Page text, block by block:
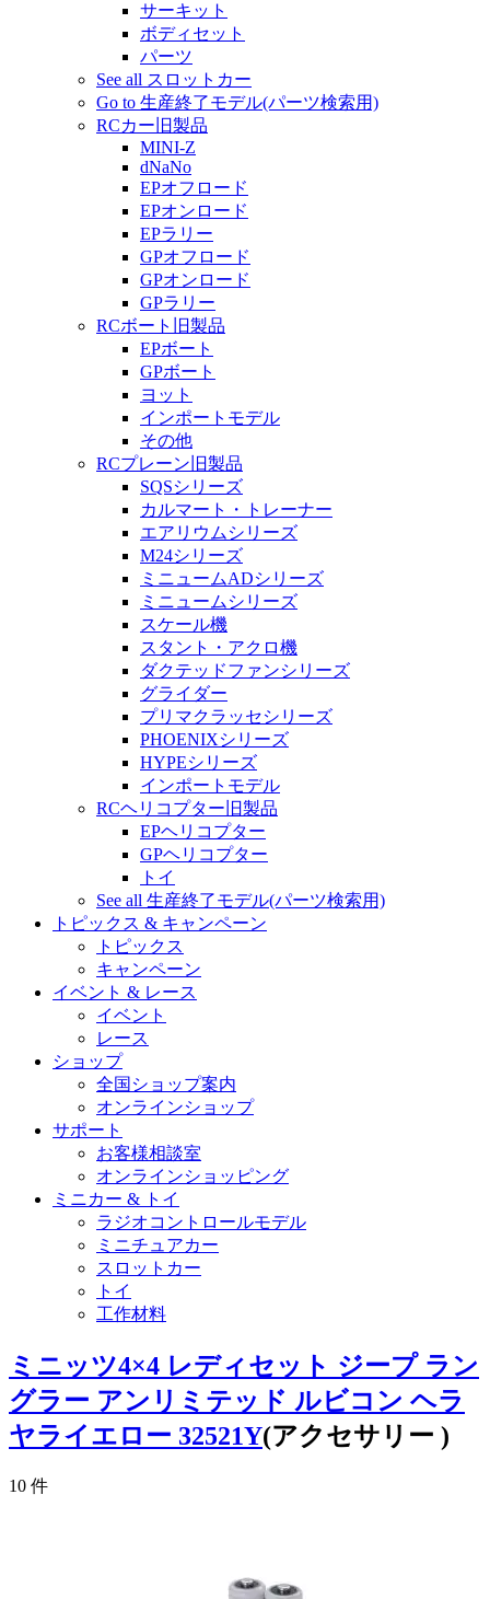
サーキット
ボディセット
パーツ
See all スロットカー
Go to 生産終了モデル(パーツ検索用)
RCカー旧製品
MINI-Z
dNaNo
EPオフロード
EPオンロード
EPラリー
GPオフロード
GPオンロード
GPラリー
RCボート旧製品
EPボート
GPボート
ヨット
インポートモデル
その他
RCプレーン旧製品
SQSシリーズ
カルマート・トレーナー
エアリウムシリーズ
M24シリーズ
ミニュームADシリーズ
ミニュームシリーズ
スケール機
スタント・アクロ機
ダクテッドファンシリーズ
グライダー
プリマクラッセシリーズ
PHOENIXシリーズ
HYPEシリーズ
インポートモデル
RCヘリコプター旧製品
EPヘリコプター
GPヘリコプター
トイ
See all 生産終了モデル(パーツ検索用)
トピックス & キャンペーン
トピックス
キャンペーン
イベント & レース
イベント
レース
ショップ
全国ショップ案内
オンラインショップ
サポート
お客様相談室
オンラインショッピング
ミニカー & トイ
ラジオコントロールモデル
ミニチュアカー
スロットカー
トイ
工作材料
ミニッツ4×4 レディセット ジープ ラン
グラー アンリミテッド ルビコン ヘラ
ヤライエロー 32521Y(アクセサリー )
10 件